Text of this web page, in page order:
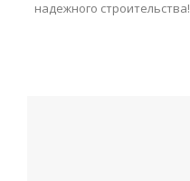
надежного строительства!